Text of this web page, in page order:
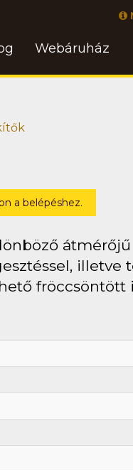
Webáruház
a belépéshez.
illetve
fröccsöntött